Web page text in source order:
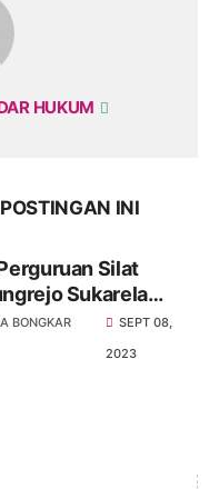
HUKUM
INI
Silat
Sukarela
Tugunya, Kapolres
Apresiasi
BONGKAR
SEPT 08,
2023